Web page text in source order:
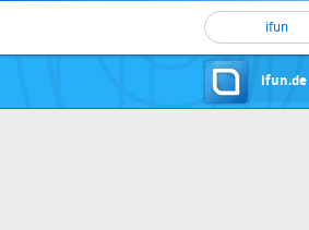
ifun
ifun.de